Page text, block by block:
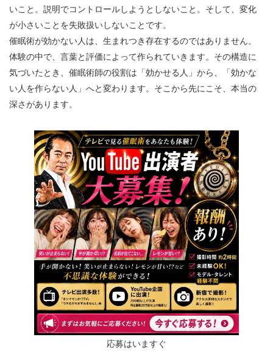
いこと。説明でコントロールしようとしないこと。そして、変化
が小さいことを失敗扱いしないことです。
催眠術が効かない人は、生まれつき存在するのではありません。
体験の中で、言葉と評価によって作られていきます。その構造に
気づいたとき、催眠術師の役割は「効かせる人」から、「効かな
い人を作らない人」へと変わります。そこから先にこそ、本当の
深さがあります。
応募はいますぐ